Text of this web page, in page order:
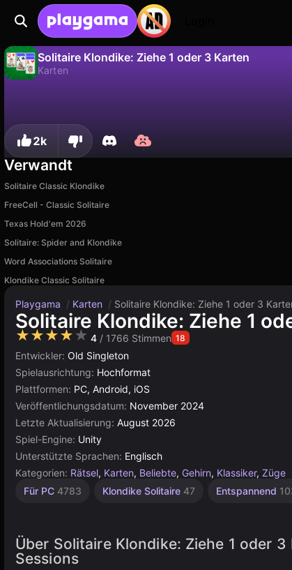
Solitaire Klondike: Ziehe 1 oder 3 Karten
Karten
2k
Verwandt
Solitaire Classic Klondike
FreeCell - Classic Solitaire
Texas Hold'em 2026
Solitaire: Spider and Klondike
Word Associations Solitaire
Klondike Classic Solitaire
Playgama / Karten / Solitaire Klondike: Ziehe 1 oder 3
Solitaire Klondike: Ziehe 1
★★★★★ 4 / 1766 Stimmen 18
Entwickler: Old Singleton
Spielausrichtung: Hochformat
Plattformen: PC, Android, iOS
Veröffentlichungsdatum: November 2024
Letzte Aktualisierung: August 2026
Spiel-Engine: Unity
Unterstützte Sprachen: Englisch
Kategorien: Rätsel, Karten, Beliebte, Gehirn, Klassiker, Züge
Für PC 4783 Klondike Solitaire 47 Entspannend
Agility
Desktop
Für 1
Russisch
Browser
Unity
Über Solitaire Klondike: Ziehe 1 oder
Sessions